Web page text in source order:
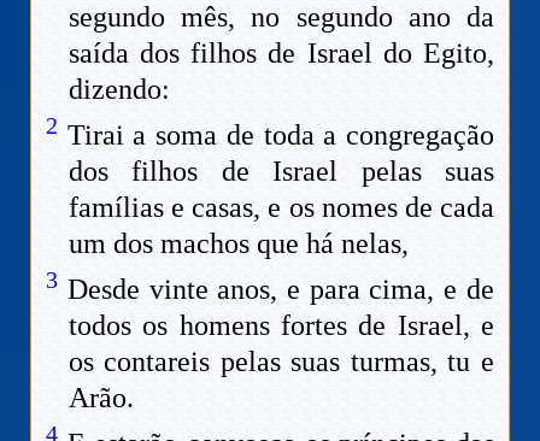
segundo mês, no segundo ano da
saída dos filhos de Israel do Egito,
dizendo:
2 Tirai a soma de toda a congregação
dos filhos de Israel pelas suas
famílias e casas, e os nomes de cada
um dos machos que há nelas,
3 Desde vinte anos, e para cima, e de
todos os homens fortes de Israel, e
os contareis pelas suas turmas, tu e
Arão.
4